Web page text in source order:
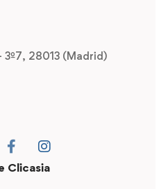
28013 (Madrid)
Clicasia